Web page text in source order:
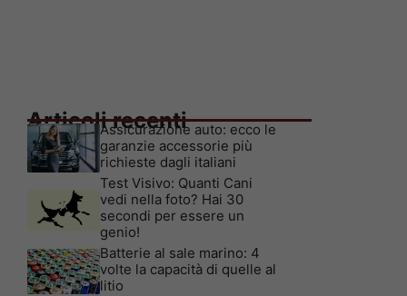
Articoli recenti
Assicurazione auto: ecco le
garanzie accessorie più
richieste dagli italiani
Test Visivo: Quanti Cani
vedi nella foto? Hai 30
secondi per essere un
genio!
Batterie al sale marino: 4
volte la capacità di quelle al
litio